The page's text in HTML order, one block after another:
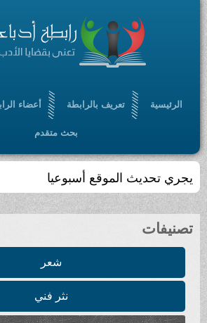
الرئيسية تعريف بالرابطة أعضاء الرابطة
بحث متقدم
يجري تحديث الموقع أسبوعيا
تصنيفات
شعر
نثر فني